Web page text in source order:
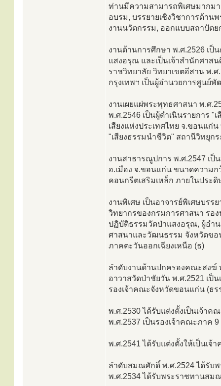
ท่านมีความสามารถพิเศษมากม
อบรม, บรรยายเชิงวิชาการด้า
งานนวัตกรรม, ออกแบบสถาปัต
งานด้านการศึกษา พ.ศ.2526 เ
แสงอรุณ และเป็นเจ้าสำนักศาส
ราชวิทยาลัย วิทยาเขตอีสาน พ.
กรุงเทพฯ เป็นผู้อำนวยการศูนย์
งานเผยแผ่พระพุทธศาสนา พ.ศ
พ.ศ.2546 เป็นผู้ดำเนินรายการ "
เสียงแห่งประเทศไทย จ.ขอนแก่
"เสียงธรรมนำชีวิต" สถานีวิทยุก
งานสาธารณูปการ พ.ศ.2547 เป็
อ.เมือง จ.ขอนแก่น ขนาดความก
คอนกรีตเสริมเหล็ก ภายในปร
งานพิเศษ เป็นอาจารย์พิเศษบร
วิทยากรของกรมการศาสนา รอ
ปฏิบัติธรรมวัดป่าแสงอรุณ, ผู้อำ
ศาสนาและวัฒนธรรม จังหวัดข
ภาคตะวันออกเฉียงเหนือ (ธ)
ลำดับงานด้านปกครองคณะสงฆ์
อาวาสวัดป่าชัยวัน พ.ศ.2521 เป็
รองเจ้าคณะจังหวัดขอนแก่น (ธร
พ.ศ.2530 ได้รับแต่งตั้งเป็นเจ้า
พ.ศ.2537 เป็นรองเจ้าคณะภาค
พ.ศ.2541 ได้รับแต่งตั้งให้เป็นเจ้
ลำดับสมณศักดิ์ พ.ศ.2524 ได้รับ
พ.ศ.2534 ได้รับพระราชทานส